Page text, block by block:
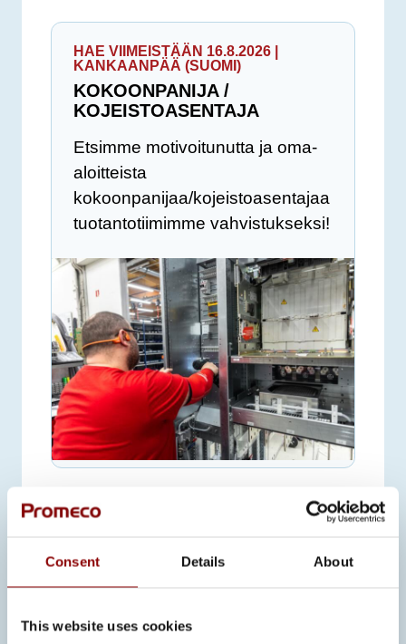
Consent Details About
This website uses cookies
HAE VIIMEISTÄÄN 16.8.2026 |
KANKAANPÄÄ (SUOMI)
KOKOONPANIJA /
KOJEISTOASENTAJA
Etsimme motivoitunutta ja oma-
aloitteista
kokoonpanijaa/kojeistoasentajaa
tuotantotiimimme vahvistukseksi!
HAE VIIMEISTÄÄN 12.8.2026 |
KUNNOSSAPITOASENTAJA
Kankaanpäähän. Työ on